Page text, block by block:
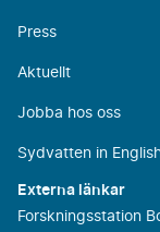
Press
Aktuellt
Jobba hos oss
Sydvatten in
Externa länkar
Forskningsstation